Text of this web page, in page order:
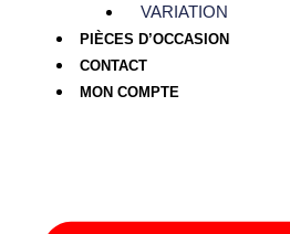
VARIATION
PIÈCES D’OCCASION
CONTACT
MON COMPTE